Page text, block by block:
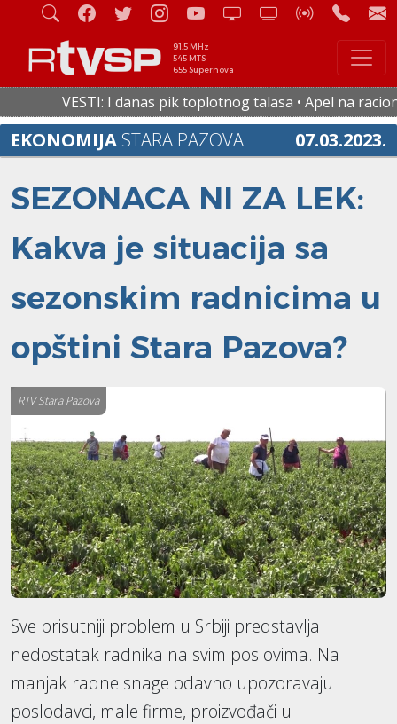
91.5 MHz
545 MTS
655 Supernova
VESTI: I danas pik toplotnog talasa • Apel na
EKONOMIJA STARA PAZOVA 07.03.2023.
SEZONACA NI ZA LEK:
Kakva je situacija sa
sezonskim radnicima u
opštini Stara Pazova?
RTV Stara Pazova
Sve prisutniji problem u Srbiji predstavlja
nedostatak radnika na svim poslovima. Na
manjak radne snage odavno upozoravaju
poslodavci, male firme, proizvođači u